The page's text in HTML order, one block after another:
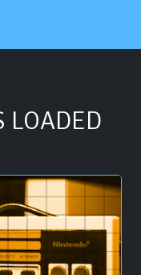
LOADED